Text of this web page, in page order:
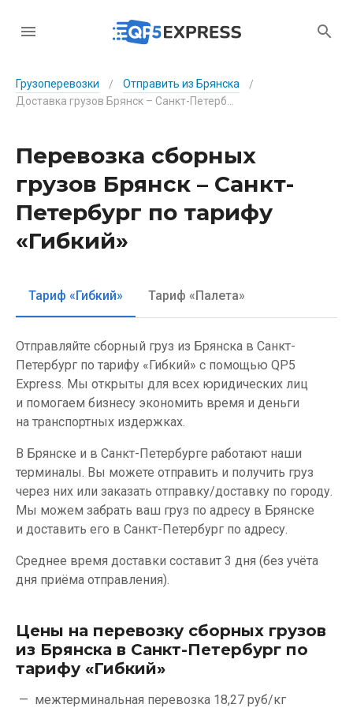
Грузоперевозки / Отправить из Брянска
/
Перевозка сборных
грузов Брянск – Санкт-
Петербург по тарифу
«Гибкий»
Тариф «Гибкий» Тариф «Палета»
Отправляйте сборный груз из Брянска в Санкт-
Петербург по тарифу «Гибкий» с помощью QP5
Express. Мы открыты для всех юридических лиц
и помогаем бизнесу экономить время и деньги
на транспортных издержках.
В Брянске и в Санкт-Петербурге работают наши
терминалы. Вы можете отправить и получить груз
через них или заказать отправку/доставку по городу.
Мы можем забрать ваш груз по адресу в Брянске
и доставить его в Санкт-Петербург по адресу.
Среднее время доставки составит 3 дня (без учёта
дня приёма отправления).
Цены на перевозку сборных грузов
из Брянска в Санкт-Петербург по
тарифу «Гибкий»
межтерминальная перевозка 18,27 руб/кг